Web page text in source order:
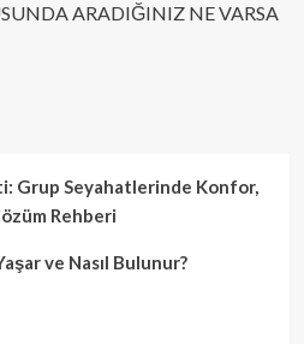
ARADIĞINIZ NE VARSA
Grup Seyahatlerinde Konfor,
Rehberi
ve Nasıl Bulunur?